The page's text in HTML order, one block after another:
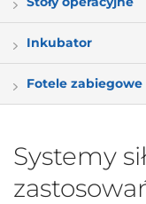
Inkubator
Fotele zabiegowe
Systemy